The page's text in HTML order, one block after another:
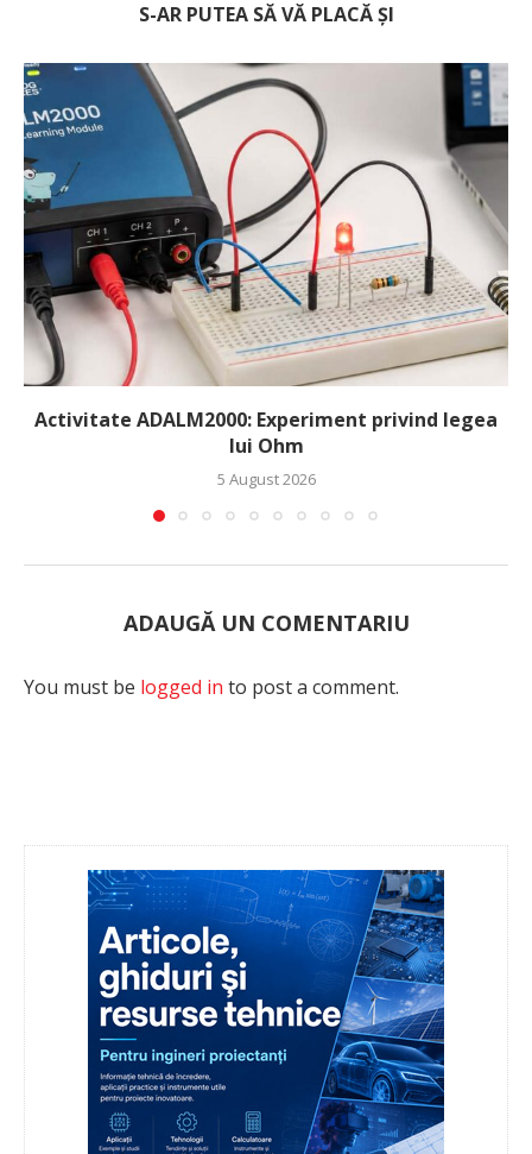
S-AR PUTEA SĂ VĂ PLACĂ ȘI
Activitate ADALM2000: Experiment privind legea
lui Ohm
5 August 2026
ADAUGĂ UN COMENTARIU
You must be logged in to post a comment.